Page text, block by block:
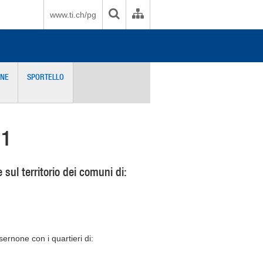
www.ti.ch/pg
SPORTELLO
sul territorio dei comuni di:
con i quartieri di: